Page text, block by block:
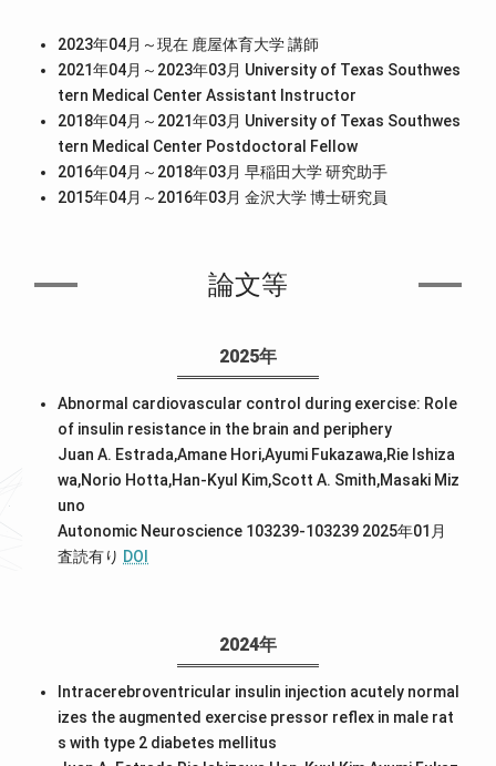
2023年04月～現在 鹿屋体育大学 講師
2021年04月～2023年03月 University of Texas Southwes
tern Medical Center Assistant Instructor
2018年04月～2021年03月 University of Texas Southwes
tern Medical Center Postdoctoral Fellow
2016年04月～2018年03月 早稲田大学 研究助手
2015年04月～2016年03月 金沢大学 博士研究員
論文等
2025年
Abnormal cardiovascular control during exercise: Role
of insulin resistance in the brain and periphery
Juan A. Estrada,Amane Hori,Ayumi Fukazawa,Rie Ishiza
wa,Norio Hotta,Han-Kyul Kim,Scott A. Smith,Masaki Miz
uno
Autonomic Neuroscience 103239-103239 2025年01月
査読有り DOI
2024年
Intracerebroventricular insulin injection acutely normal
izes the augmented exercise pressor reflex in male rat
s with type 2 diabetes mellitus